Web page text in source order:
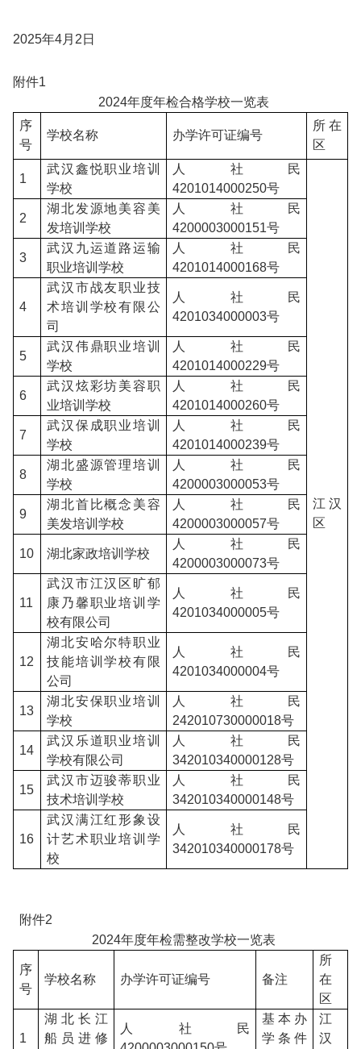
2025年4月2日
附件1
2024年度年检合格学校一览表
序
号
学校名称 办学许可证编号
所在
区
1
武汉鑫悦职业培训
学校
人社民
4201014000250号
江汉
区
2
湖北发源地美容美
发培训学校
人社民
4200003000151号
3
武汉九运道路运输
职业培训学校
人社民
4201014000168号
4
武汉市战友职业技
术培训学校有限公
司
人社民
4201034000003号
5
武汉伟鼎职业培训
学校
人社民
4201014000229号
6
武汉炫彩坊美容职
业培训学校
人社民
4201014000260号
7
武汉保成职业培训
学校
人社民
4201014000239号
8
湖北盛源管理培训
学校
人社民
4200003000053号
9
湖北首比概念美容
美发培训学校
人社民
4200003000057号
10 湖北家政培训学校
人社民
4200003000073号
11
武汉市江汉区旷郁
康乃馨职业培训学
校有限公司
人社民
4201034000005号
12
湖北安哈尔特职业
技能培训学校有限
公司
人社民
4201034000004号
13
湖北安保职业培训
学校
人社民
242010730000018号
14
武汉乐道职业培训
学校有限公司
人社民
342010340000128号
15
武汉市迈骏蒂职业
技术培训学校
人社民
342010340000148号
16
武汉满江红形象设
计艺术职业培训学
校
人社民
342010340000178号
附件2
2024年度年检需整改学校一览表
序
号
学校名称 办学许可证编号 备注
所
在
区
1
湖北长江
船员进修
人社民
基本办
学条件
江
汉